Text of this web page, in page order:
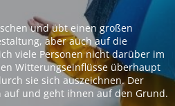
und übt einen großen
aber auch auf die
viele Personen nicht darüber im
Witterungseinflüsse überhaupt
sie sich auszeichnen. Der
auf und geht ihnen auf den Grund.